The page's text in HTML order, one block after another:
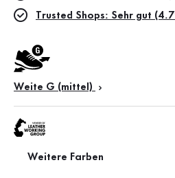
Weitere Farben
Trusted Shops: Sehr gut
Weite G (mittel)
Leather Working Group